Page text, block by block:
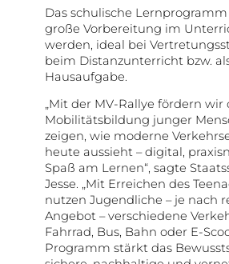
Das schulische
große Vorbereitung im
werden, ideal bei
beim Distanzunterricht bzw.
Hausaufgabe.
„Mit der MV-Rallye fördern wir
Mobilitätsbildung junger
zeigen, wie moderne
heute aussieht – digital,
Spaß am Lernen“, sagte
Jesse. „Mit Erreichen des
nutzen Jugendliche – je nach
Angebot – verschiedene
Fahrrad, Bus, Bahn oder E-
Programm stärkt das